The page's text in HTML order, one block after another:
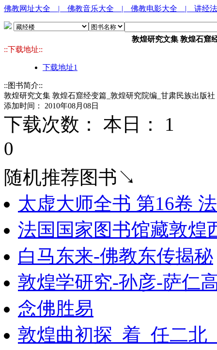
佛教网址大全 | 佛教音乐大全 | 佛教电影大全 | 讲经
敦煌研究文集 敦煌石窟
::下载地址::
下载地址1
::图书简介::
敦煌研究文集 敦煌石窟经变篇_敦煌研究院编_甘肃民族出版社
添加时间： 2010年08月08日
下载次数： 本日： 1
0
随机推荐图书↘
太虚大师全书 第16卷
法国国家图书馆藏敦煌
白马东来-佛教东传揭秘
敦煌学研究-孙彦-萨仁
念佛胜易
敦煌曲初探_着_任二北